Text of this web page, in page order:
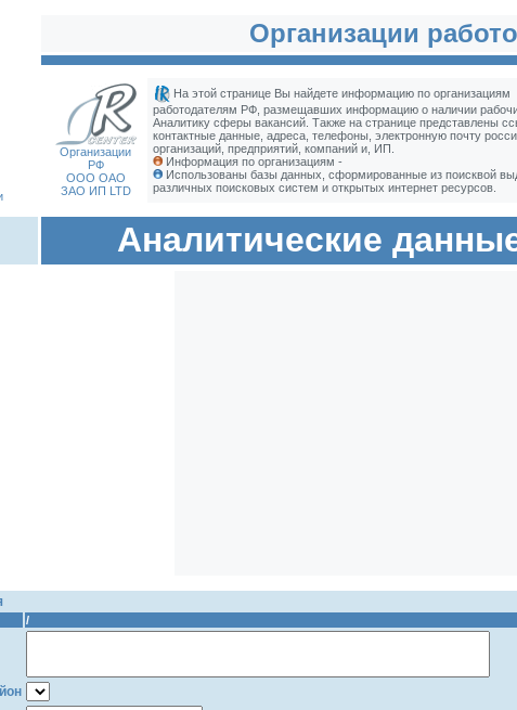
Организации
Организации
РФ
ООО ОАО
ЗАО ИП LTD
На этой странице Вы найдете информацию по организациям
работодателям РФ, размещавших информацию о наличии
Аналитику сферы вакансий. Также на странице представлены
контактные данные, адреса, телефоны, электронную почту
организаций, предприятий, компаний и, ИП.
Информация по организациям -
Использованы базы данных, сформированные из поисквой
различных поисковых систем и открытых интернет ресурсов.
Аналитические
/